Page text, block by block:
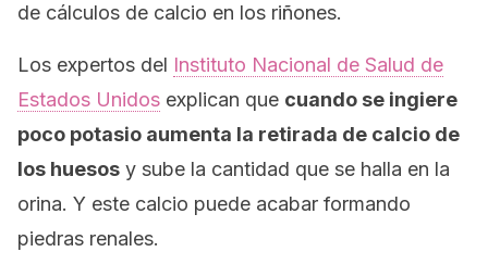
de cálculos de calcio en los riñones.
Los expertos del Instituto Nacional de Salud de
Estados Unidos explican que cuando se ingiere
poco potasio aumenta la retirada de calcio de
los huesos y sube la cantidad que se halla en la
orina. Y este calcio puede acabar formando
piedras renales.